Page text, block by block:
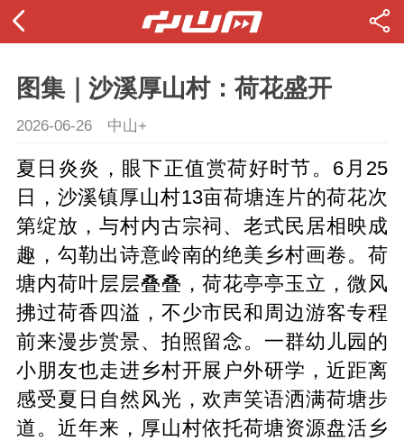
图集｜沙溪厚山村：荷花盛开
2026-06-26 中山+
夏日炎炎，眼下正值赏荷好时节。6月25
日，沙溪镇厚山村13亩荷塘连片的荷花次
第绽放，与村内古宗祠、老式民居相映成
趣，勾勒出诗意岭南的绝美乡村画卷。荷
塘内荷叶层层叠叠，荷花亭亭玉立，微风
拂过荷香四溢，不少市民和周边游客专程
前来漫步赏景、拍照留念。一群幼儿园的
小朋友也走进乡村开展户外研学，近距离
感受夏日自然风光，欢声笑语洒满荷塘步
道。近年来，厚山村依托荷塘资源盘活乡